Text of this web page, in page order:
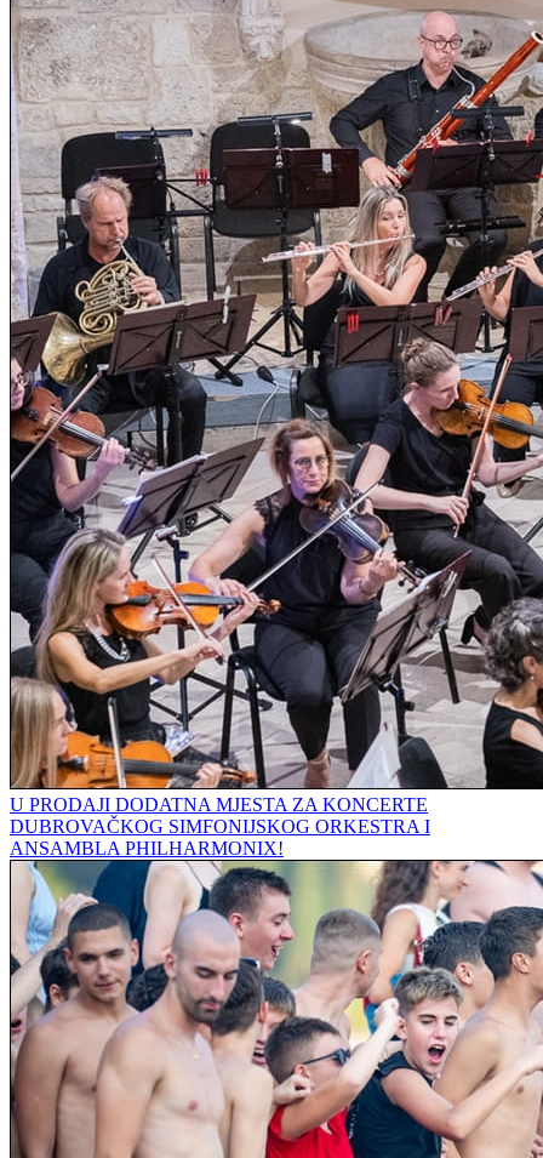
U PRODAJI DODATNA MJESTA ZA KONCERTE
DUBROVAČKOG SIMFONIJSKOG ORKESTRA I
ANSAMBLA PHILHARMONIX!